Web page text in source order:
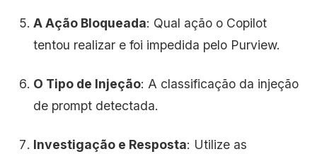
A Ação Bloqueada: Qual ação o Copilot
tentou realizar e foi impedida pelo Purview.
O Tipo de Injeção: A classificação da injeção
de prompt detectada.
Investigação e Resposta: Utilize as